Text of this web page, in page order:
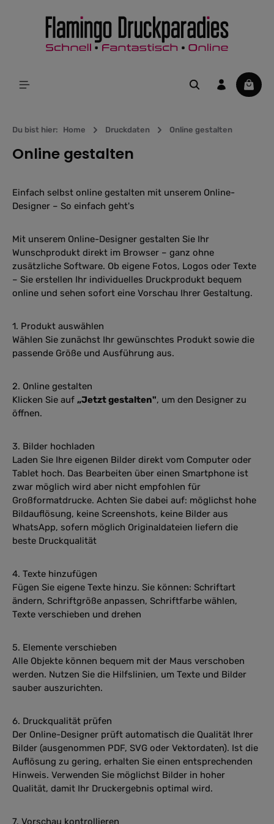
springen
Du bist hier: Home Druckdaten Online gestalten
Online gestalten
Einfach selbst online gestalten mit unserem Online-
Designer – So einfach geht's
Mit unserem Online-Designer gestalten Sie Ihr
Wunschprodukt direkt im Browser – ganz ohne
zusätzliche Software. Ob eigene Fotos, Logos oder Texte
– Sie erstellen Ihr individuelles Druckprodukt bequem
online und sehen sofort eine Vorschau Ihrer Gestaltung.
1. Produkt auswählen
Wählen Sie zunächst Ihr gewünschtes Produkt sowie die
passende Größe und Ausführung aus.
2. Online gestalten
Klicken Sie auf „Jetzt gestalten", um den Designer zu
öffnen.
3. Bilder hochladen
Laden Sie Ihre eigenen Bilder direkt vom Computer oder
Tablet hoch. Das Bearbeiten über einen Smartphone ist
zwar möglich wird aber nicht empfohlen für
Großformatdrucke. Achten Sie dabei auf: möglichst hohe
Bildauflösung, keine Screenshots, keine Bilder aus
WhatsApp, sofern möglich Originaldateien liefern die
beste Druckqualität
4. Texte hinzufügen
Fügen Sie eigene Texte hinzu. Sie können: Schriftart
ändern, Schriftgröße anpassen, Schriftfarbe wählen,
Texte verschieben und drehen
5. Elemente verschieben
Alle Objekte können bequem mit der Maus verschoben
werden. Nutzen Sie die Hilfslinien, um Texte und Bilder
sauber auszurichten.
6. Druckqualität prüfen
Der Online-Designer prüft automatisch die Qualität Ihrer
Bilder (ausgenommen PDF, SVG oder Vektordaten). Ist die
Auflösung zu gering, erhalten Sie einen entsprechenden
Hinweis. Verwenden Sie möglichst Bilder in hoher
Qualität, damit Ihr Druckergebnis optimal wird.
7. Vorschau kontrollieren